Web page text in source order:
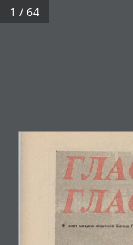
1 / 64